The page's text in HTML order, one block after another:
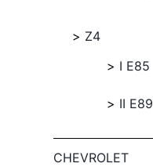
Z4
I E85
II E89
CHEVROLET